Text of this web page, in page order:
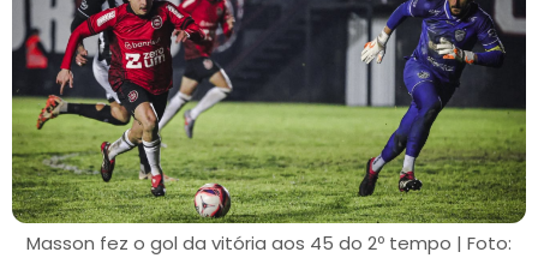
Masson fez o gol da vitória aos 45 do 2º tempo | Foto: